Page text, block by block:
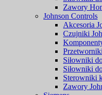
Zawory
Johnson Controls
Akcesoria
Czujniki
Siłowniki
Siłowniki
Sterowniki
Zawory